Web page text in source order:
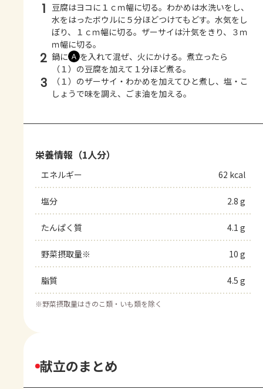
1 豆腐はヨコに１ｃｍ幅に切る。わかめは水洗いをし、
水をはったボウルに５分ほどつけてもどす。水気をし
ぼり、１ｃｍ幅に切る。ザーサイは汁気をきり、３ｍ
ｍ幅に切る。
2 鍋に Ａ を入れて混ぜ、火にかける。煮立ったら
（１）の豆腐を加えて１分ほど煮る。
3
（１）のザーサイ・わかめを加えてひと煮し、塩・こ
しょうで味を調え、ごま油を加える。
栄養情報（1人分）
エネルギー 62 kcal
塩分 2.8 g
たんぱく質 4.1 g
野菜摂取量※ 10 g
脂質 4.5 g
※野菜摂取量はきのこ類・いも類を除く
献立のまとめ